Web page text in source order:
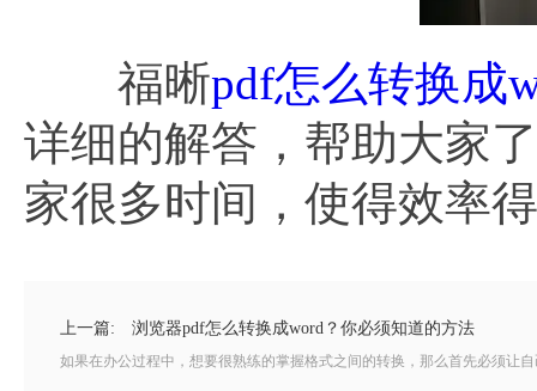
福晰pdf怎么转换成
详细的解答，帮助大家
家很多时间，使得效率
上一篇: 浏览器pdf怎么转换成word？你必须知道的方法
如果在办公过程中，想要很熟练的掌握格式之间的转换，那么首先必须让